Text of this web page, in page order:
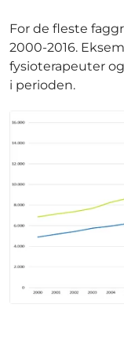
For de fleste
2000-2016.
fysioterapeuter
i perioden.